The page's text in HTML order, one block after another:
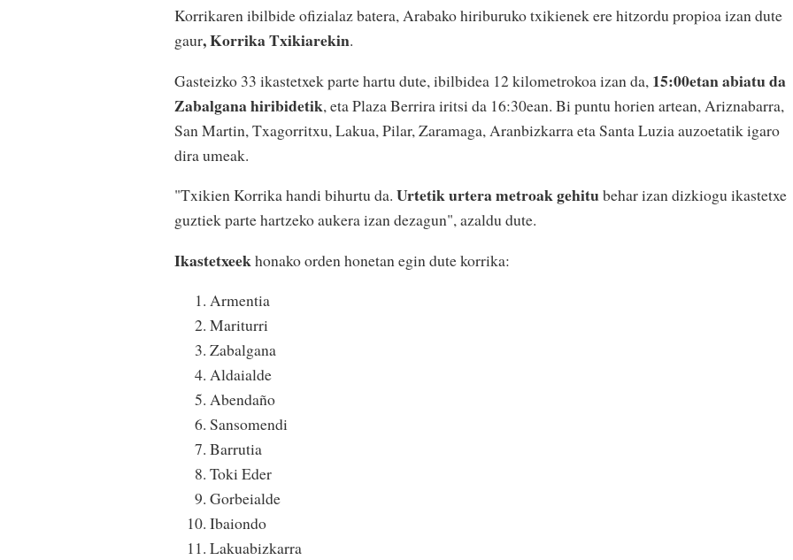
Korrikaren ibilbide ofizialaz batera, Arabako hiriburuko txikienek ere hitzordu propioa izan dute
gaur, Korrika Txikiarekin.
Gasteizko 33 ikastetxek parte hartu dute, ibilbidea 12 kilometrokoa izan da, 15:00etan abiatu da
Zabalgana hiribidetik, eta Plaza Berrira iritsi da 16:30ean. Bi puntu horien artean, Ariznabarra,
San Martin, Txagorritxu, Lakua, Pilar, Zaramaga, Aranbizkarra eta Santa Luzia auzoetatik igaro
dira umeak.
"Txikien Korrika handi bihurtu da. Urtetik urtera metroak gehitubehar izan dizkiogu ikastetxe
guztiek parte hartzeko aukera izan dezagun", azaldu dute.
Ikastetxeekhonako orden honetan egin dute korrika:
Armentia
Mariturri
Zabalgana
Aldaialde
Abendaño
Sansomendi
Barrutia
Toki Eder
Gorbeialde
Ibaiondo
Lakuabizkarra